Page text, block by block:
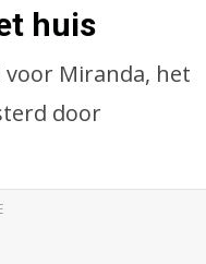
huis
Miranda, het
door